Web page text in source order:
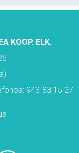
KOOP. ELK.
943-83 15 27